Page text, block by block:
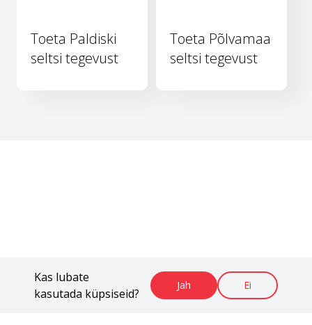
Kas lubate
kasutada küpsiseid?
Jah Ei
Toeta Paldiski
seltsi tegevust
Toeta Põlvamaa
seltsi tegevust